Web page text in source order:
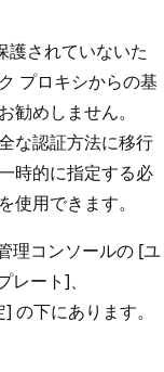
護されていないた
プロキシからの基
勧めしません。
な認証方法に移行
時的に指定する必
使用できます。
理コンソールの [ユ
ート]、
下にあります。